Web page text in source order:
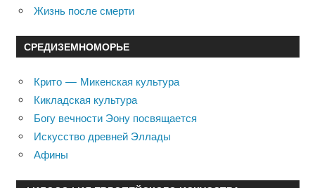
Жизнь после смерти
СРЕДИЗЕМНОМОРЬЕ
Крито — Микенская культура
Кикладская культура
Богу вечности Эону посвящается
Искусство древней Эллады
Афины